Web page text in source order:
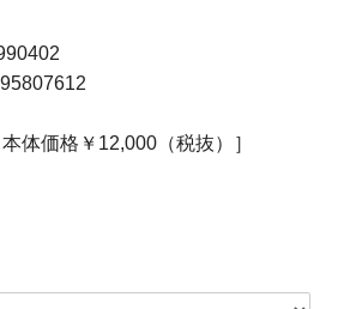
体価格￥12,000（税抜）］